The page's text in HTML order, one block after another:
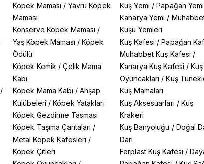
/
Köpek Maması /Yavru Köpek
Maması
Konserve Köpek Maması /
Yaş Köpek Maması /Köpek
Ödülü
Köpek Kemik /Çelik Mama
Kabı
Köpek Mama Kabı /Ahşap
Kulübeleri /Köpek Yatakları
Köpek Gezdirme Tasması
Köpek Taşıma Çantaları /
Metal Köpek Kafesleri /
Köpek Çitleri
Kuş Yemi / Papağan Yemi
Kanarya Yemi /
Kuşu Yemleri
Kuş Kafesi / Papağan
Muhabbet Kuş Kafesi /
Kanarya Kuş Kafesi / Kuş
Oyuncakları / Kuş
Kuş Mamaları
Kuş Aksesuarları / Kuş
Krakeri
Kuş Banyoluğu / Doğal
Darı
Ferplast Kuş Kafesi /